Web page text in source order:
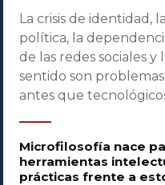
La crisis de identidad,
política, la
de las redes sociales y
sentido son
antes que
Microfilosofía nace
herramientas
prácticas frente a